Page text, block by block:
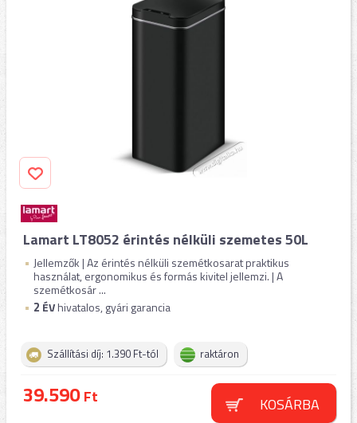
Lamart LT8052 érintés nélküli szemetes 50L
Jellemzők | Az érintés nélküli szemétkosarat praktikus
használat, ergonomikus és formás kivitel jellemzi. | A
szemétkosár ...
2 ÉVhivatalos, gyári garancia
Szállítási díj: 1.390 Ft-tól raktáron
39.590Ft KOSÁRBA